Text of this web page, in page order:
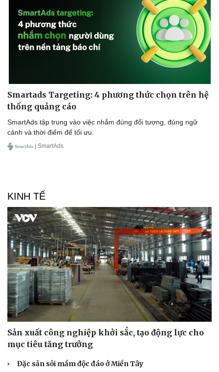
Thể thao
Lịch thi đấu bóng đá
Xe máy
Smartads Targeting: 4 phương thức chọn trên hệ
thống quảng cáo
SmartAds tập trung vào việc nhắm đúng đối tượng, đúng ngữ
cảnh và thời điểm để tối ưu.
| SmartAds
KINH TẾ
Sản xuất công nghiệp khởi sắc, tạo động lực cho
mục tiêu tăng trưởng
Đặc sản sỏi mầm độc đáo ở Miền Tây